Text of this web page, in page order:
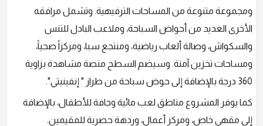
ومجموعة متنوعة من المساحات الترفيهية. وتشمل مرافقه
الأخرى العديد من أحواض السباحة، وملاعب البادل للتنس
والسكواش، وصالة ألعاب رياضية، ومنتجع سبا، ومركزاً صحياً،
ومساحات تخزين آمنة. وسيضم السطح منصة مشاهدة بزاوية
360 درجة بالإضافة إلى حوض سباحة من طراز " إنفينيتي".
كما يوفر المشروع مناطق لعب مائية وجافة للأطفال، بالإضافة
إلى مقهى خاص، ومركز أعمال، وردهة حصرية للمقيمين.